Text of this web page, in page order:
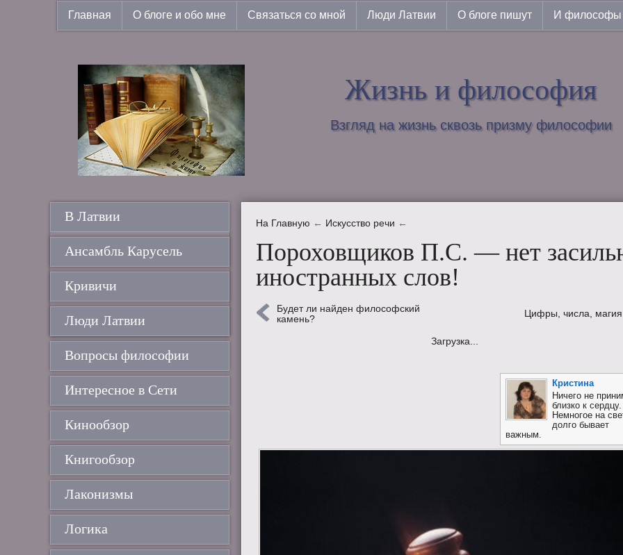
Главная О блоге и обо мне Связаться со мной Люди Латвии О блоге пишут И философы
Жизнь и философия
Взгляд на жизнь сквозь призму философии
На Главную ← Искусство речи ←
Пороховщиков П.С. — нет
иностранных слов!
Будет ли найден философский
камень?
Цифры, числа,
Загрузка...
Кристина
Ничего не
близко к сердцу.
Немногое на
долго бывает
важным.
В Латвии
Ансамбль Карусель
Кривичи
Люди Латвии
Вопросы философии
Интересное в Сети
Кинообзор
Книгообзор
Лаконизмы
Логика